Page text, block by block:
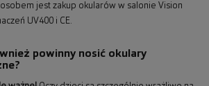
jest zakup okularów w salonie Vision
UV400 i CE.
powinny nosić okulary